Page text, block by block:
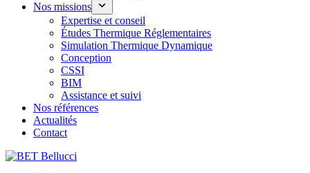
Nos missions
Expertise et conseil
Études Thermique Réglementaires
Simulation Thermique Dynamique
Conception
CSSI
BIM
Assistance et suivi
Nos références
Actualités
Contact